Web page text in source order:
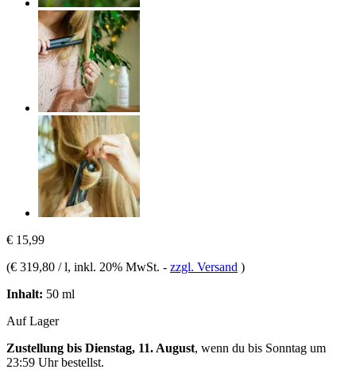
€ 15,99
(€ 319,80 / l, inkl. 20% MwSt. - zzgl. Versand )
Inhalt: 50 ml
Auf Lager
Zustellung bis Dienstag, 11. August, wenn du bis Sonntag um
23:59 Uhrbestellst.